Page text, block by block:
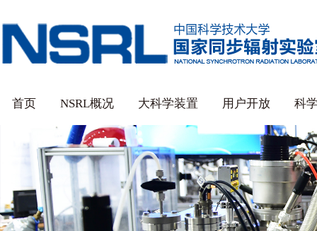
首页 NSRL概况 大科学装置 用户开放 科